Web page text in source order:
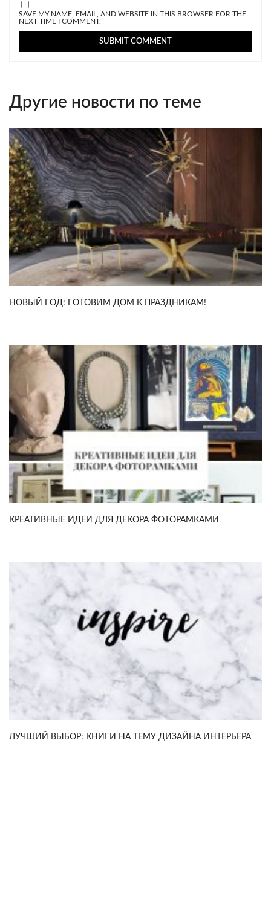
SAVE MY NAME, EMAIL, AND WEBSITE IN THIS BROWSER FOR THE
NEXT TIME I COMMENT.
Другие новости по теме
НОВЫЙ ГОД: ГОТОВИМ ДОМ К ПРАЗДНИКАМ!
КРЕАТИВНЫЕ ИДЕИ ДЛЯ ДЕКОРА ФОТОРАМКАМИ
ЛУЧШИЙ ВЫБОР: КНИГИ НА ТЕМУ ДИЗАЙНА ИНТЕРЬЕРА